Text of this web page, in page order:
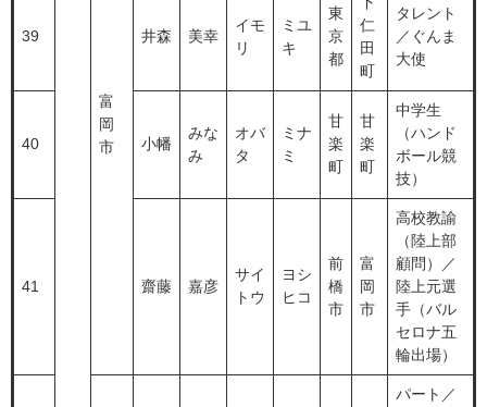
富
岡
市
39 井森 美幸
イモ
リ
ミユ
キ
東
京
都
仁
田
町
タレント
／ぐんま
大使
40 小幡
みな
み
オバ
タ
ミナ
ミ
甘
楽
町
甘
楽
町
中学生
（ハンド
ボール競
技）
41 齋藤 嘉彦
サイ
トウ
ヨシ
ヒコ
前
橋
市
富
岡
市
高校教諭
（陸上部
顧問）／
陸上元選
手（バル
セロナ五
輪出場）
パート／